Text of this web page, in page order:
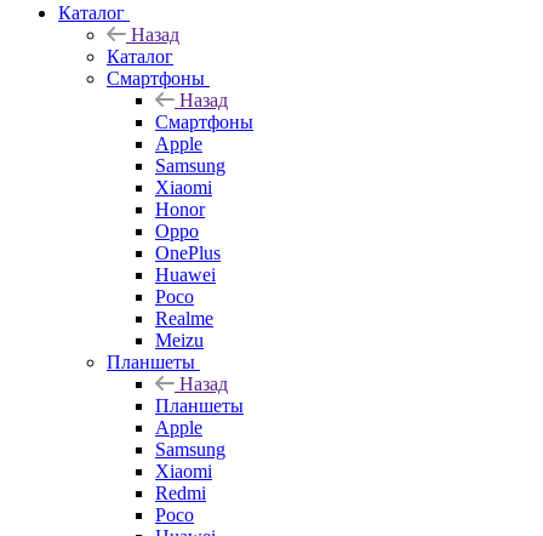
Каталог
Назад
Каталог
Смартфоны
Назад
Смартфоны
Apple
Samsung
Xiaomi
Honor
Oppo
OnePlus
Huawei
Poco
Realme
Meizu
Планшеты
Назад
Планшеты
Apple
Samsung
Xiaomi
Redmi
Poco